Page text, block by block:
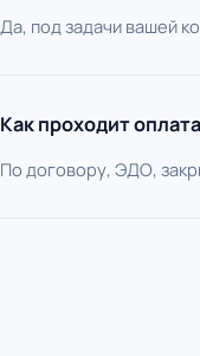
Да, под задачи вашей
Как проходит
По договору, ЭДО,